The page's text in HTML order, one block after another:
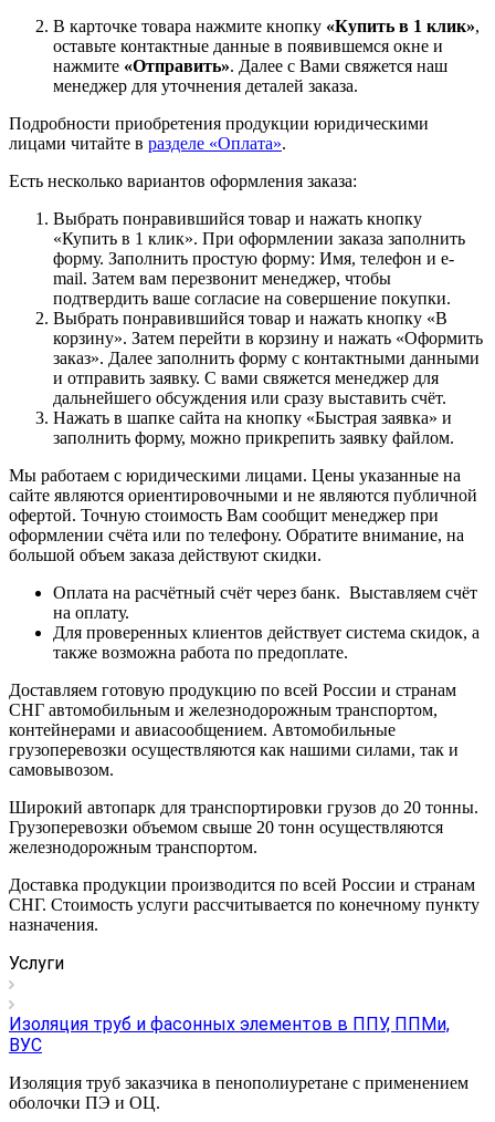
В карточке товара нажмите кнопку «Купить в 1 клик»,
оставьте контактные данные в появившемся окне и
нажмите «Отправить». Далее с Вами свяжется наш
менеджер для уточнения деталей заказа.
Подробности приобретения продукции юридическими
лицами читайте в разделе «Оплата».
Есть несколько вариантов оформления заказа:
Выбрать понравившийся товар и нажать кнопку
«Купить в 1 клик». При оформлении заказа заполнить
форму. Заполнить простую форму: Имя, телефон и e-
mail. Затем вам перезвонит менеджер, чтобы
подтвердить ваше согласие на совершение покупки.
Выбрать понравившийся товар и нажать кнопку «В
корзину». Затем перейти в корзину и нажать «Оформить
заказ». Далее заполнить форму с контактными данными
и отправить заявку. С вами свяжется менеджер для
дальнейшего обсуждения или сразу выставить счёт.
Нажать в шапке сайта на кнопку «Быстрая заявка» и
заполнить форму, можно прикрепить заявку файлом.
Мы работаем с юридическими лицами. Цены указанные на
сайте являются ориентировочными и не являются публичной
офертой. Точную стоимость Вам сообщит менеджер при
оформлении счёта или по телефону. Обратите внимание, на
большой объем заказа действуют скидки.
Оплата на расчётный счёт через банк. Выставляем счёт
на оплату.
Для проверенных клиентов действует система скидок, а
также возможна работа по предоплате.
Доставляем готовую продукцию по всей России и странам
СНГ автомобильным и железнодорожным транспортом,
контейнерами и авиасообщением. Автомобильные
грузоперевозки осуществляются как нашими силами, так и
самовывозом.
Широкий автопарк для транспортировки грузов до 20 тонны.
Грузоперевозки объемом свыше 20 тонн осуществляются
железнодорожным транспортом.
Доставка продукции производится по всей России и странам
СНГ. Стоимость услуги рассчитывается по конечному пункту
назначения.
Услуги
Изоляция труб и фасонных элементов в ППУ, ППМи,
ВУС
Изоляция труб заказчика в пенополиуретане с применением
оболочки ПЭ и ОЦ.